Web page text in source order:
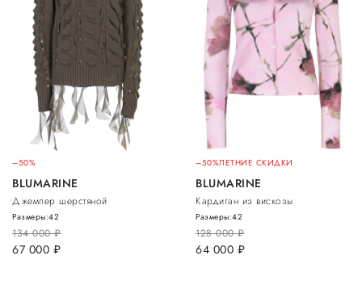
–50%
BLUMARINE
Джемпер шерстяной
134 000руб.
67 000 руб.
Размеры:42
–50%ЛЕТНИЕ СКИДКИ
BLUMARINE
Кардиган из вискозы
128 000руб.
64 000 руб.
Размеры:42